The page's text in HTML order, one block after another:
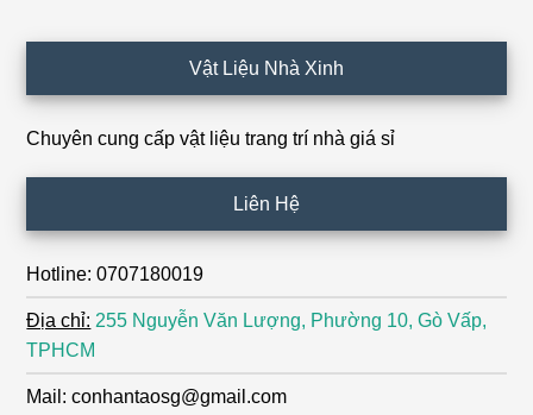
Vật Liệu Nhà Xinh
Chuyên cung cấp vật liệu trang trí nhà giá sỉ
Liên Hệ
Hotline: 0707180019
Địa chỉ: 255 Nguyễn Văn Lượng, Phường 10, Gò Vấp,
TPHCM
Mail: conhantaosg@gmail.com